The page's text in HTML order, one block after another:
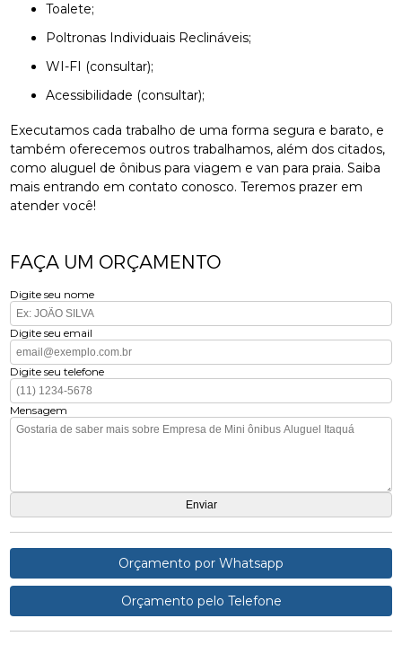
Toalete;
Poltronas Individuais Reclináveis;
WI-FI (consultar);
Acessibilidade (consultar);
Executamos cada trabalho de uma forma segura e barato, e
também oferecemos outros trabalhamos, além dos citados,
como aluguel de ônibus para viagem e van para praia. Saiba
mais entrando em contato conosco. Teremos prazer em
atender você!
FAÇA UM ORÇAMENTO
Digite seu nome
Digite seu email
Digite seu telefone
Mensagem
Orçamento por Whatsapp
Orçamento pelo Telefone